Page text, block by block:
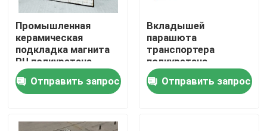
контактные данные
Новости
Керамический вкладыш носки
Вкладыш глинозема керамический
Промышленная
керамическая
подкладка магнита
PU полиуретана
футеровки желоба
подпертая
Отправить запрос
Вкладышей
парашюта
транспортера
полиуретана
подкладка
керамических
стальная подпертая
Отправить запрос